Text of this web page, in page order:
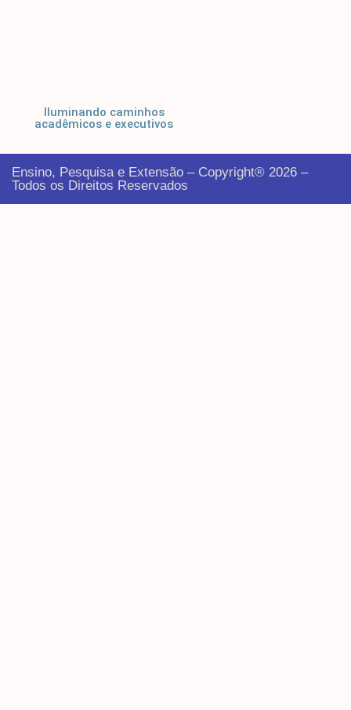
Iluminando caminhos
acadêmicos e executivos
Ensino, Pesquisa e Extensão – Copyright® 2026 –
Todos os Direitos Reservados